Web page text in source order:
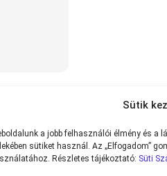
Sütik
a jobb felhasználói élmény és a
sütiket használ. Az „Elfogadom”
Részletes tájékoztató: Süti